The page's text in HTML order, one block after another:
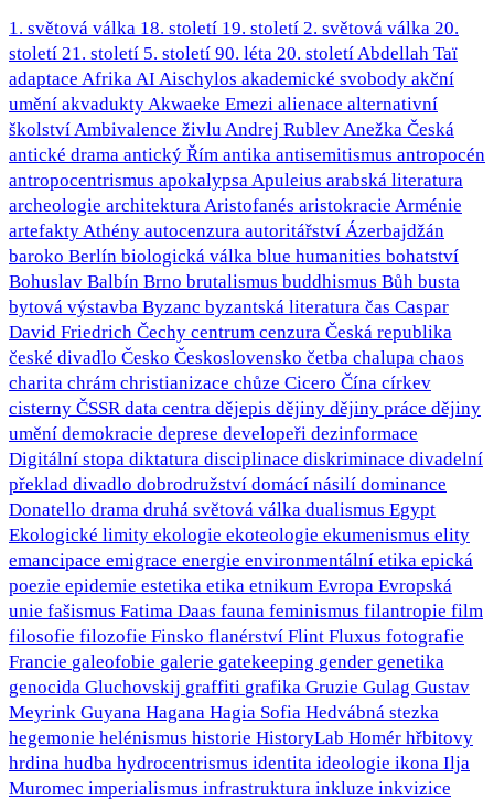
1. světová válka 18. století 19. století 2. světová válka 20.
století 21. století 5. století 90. léta 20. stoletíAbdellah Taï
adaptace AfrikaAI Aischylos akademické svobody akční
umění akvaduktyAkwaeke Emezi alienace alternativní
školstvíAmbivalence živlu Andrej RublevAnežka Česká
antické drama antický Řím antika antisemitismus antropocén
antropocentrismus apokalypsaApuleius arabská literatura
archeologie architekturaAristofanés aristokracie Arménie
artefaktyAthény autocenzura autoritářství Ázerbajdžán
baroko Berlín biologická válka blue humanities bohatství
Bohuslav Balbín Brno brutalismus buddhismus Bůh busta
bytová výstavba Byzanc byzantská literatura čas Caspar
David Friedrich Čechy centrum cenzura Česká republika
české divadlo Česko Československo četba chalupa chaos
charita chrám christianizace chůze Cicero Čína církev
cisterny ČSSRdata centra dějepis dějiny dějiny práce dějiny
umění demokracie deprese developeři dezinformace
Digitální stopa diktatura disciplinace diskriminace divadelní
překlad divadlo dobrodružství domácí násilí dominance
Donatello drama druhá světová válka dualismus Egypt
Ekologické limity ekologie ekoteologie ekumenismus elity
emancipace emigrace energie environmentální etika epická
poezie epidemie estetika etika etnikum Evropa Evropská
unie fašismus Fatima Daas fauna feminismus filantropie film
filosofie filozofie Finsko flanérství Flint Fluxus fotografie
Francie galeofobie galerie gatekeeping gender genetika
genocida Gluchovskij graffiti grafika Gruzie Gulag Gustav
Meyrink Guyana Hagana Hagia Sofia Hedvábná stezka
hegemonie helénismus historie HistoryLab Homér hřbitovy
hrdina hudba hydrocentrismus identita ideologie ikona Ilja
Muromec imperialismus infrastruktura inkluze inkvizice